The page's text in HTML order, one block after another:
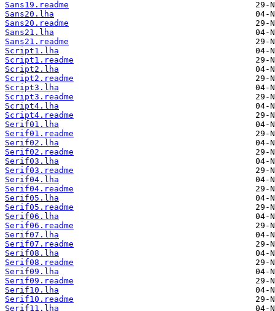
Sans19.readme
Sans20.lha
Sans20.readme
Sans21.lha
Sans21.readme
Script1.lha
Script1.readme
Script2.lha
Script2.readme
Script3.lha
Script3.readme
Script4.lha
Script4.readme
Serif01.lha
Serif01.readme
Serif02.lha
Serif02.readme
Serif03.lha
Serif03.readme
Serif04.lha
Serif04.readme
Serif05.lha
Serif05.readme
Serif06.lha
Serif06.readme
Serif07.lha
Serif07.readme
Serif08.lha
Serif08.readme
Serif09.lha
Serif09.readme
Serif10.lha
Serif10.readme
Serif11.lha